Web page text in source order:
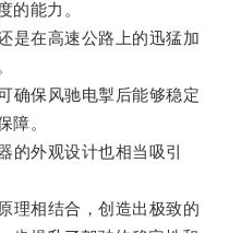
的能力。
在高速公路上的迅猛加
保风驰电掣后能够稳定
障。
外观设计也相当吸引
相结合，创造出极致的